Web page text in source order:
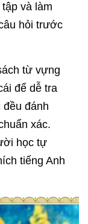
và làm
hỏi trước
từ vựng
để dễ tra
đánh
xác.
học tự
tiếng Anh